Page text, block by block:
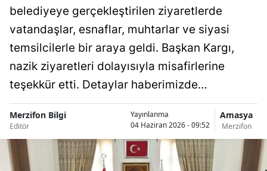
belediyeye gerçekleştirilen ziyaretlerde
vatandaşlar, esnaflar, muhtarlar ve siyasi
temsilcilerle bir araya geldi. Başkan Kargı,
nazik ziyaretleri dolayısıyla misafirlerine
teşekkür etti. Detaylar haberimizde…
Merzifon Bilgi
Editör
Yayınlanma
04 Haziran 2026 - 09:52
Amasya
Merzifon